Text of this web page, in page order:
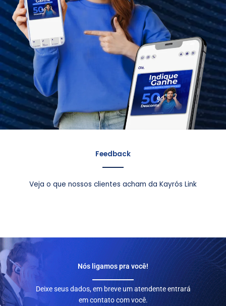
Feedback
Veja o que nossos clientes acham da Kayrós Link
Nós ligamos pra você!
Deixe seus dados, em breve um atendente entrará
em contato com você.